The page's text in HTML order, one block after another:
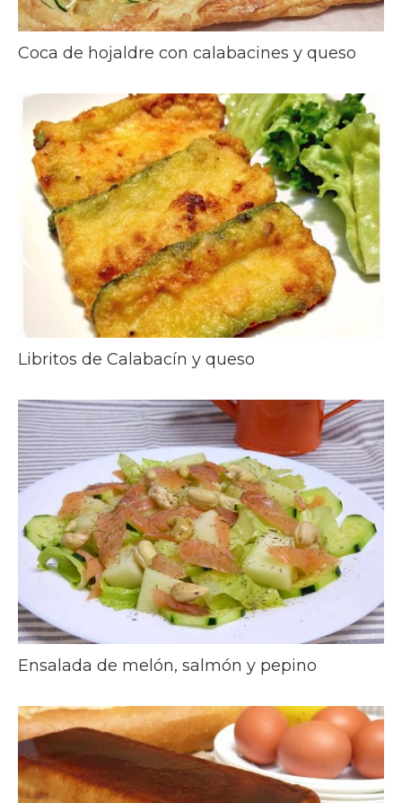
Coca de hojaldre con calabacines y queso
Libritos de Calabacín y queso
Ensalada de melón, salmón y pepino